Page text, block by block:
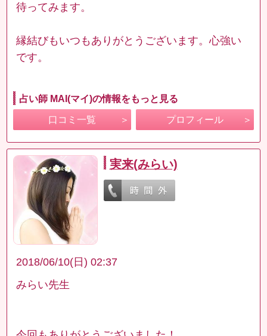
待ってみます。
縁結びもいつもありがとうございます。心強い
です。
占い師 MAI(マイ)の情報をもっと見る
口コミ一覧 プロフィール
実来(みらい)
2018/06/10(日) 02:37
みらい先生